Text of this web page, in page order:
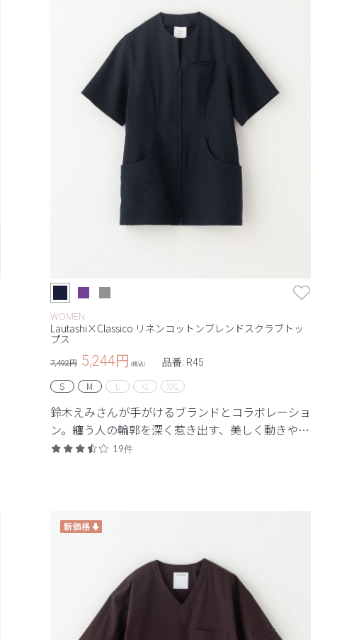
WOMEN
Lautashi×Classico リネンコットンブレンドスクラブトッ
プス
7,492円 5,244円 (税込) 品番: R45
S M L XL XXL
鈴木えみさんが手がけるブランドとコラボレーショ
ン。纏う人の輪郭を深く惹き出す、美しく動きやす
い一着。
19件